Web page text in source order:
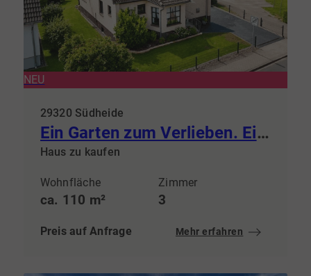
NEU
29320 Südheide
Ein Garten zum Verlieben. Ein Haus zum Ankommen!
Haus zu kaufen
Wohnfläche
ca. 110 m²
Zimmer
3
Preis auf Anfrage Mehr erfahren